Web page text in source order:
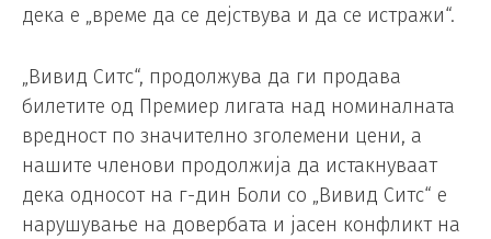
дека е „време да се дејствува и да се истражи“.
„Вивид Ситс“, продолжува да ги продава
билетите од Премиер лигата над номиналната
вредност по значително зголемени цени, а
нашите членови продолжија да истакнуваат
дека односот на г-дин Боли со „Вивид Ситс“ е
нарушување на довербата и јасен конфликт на